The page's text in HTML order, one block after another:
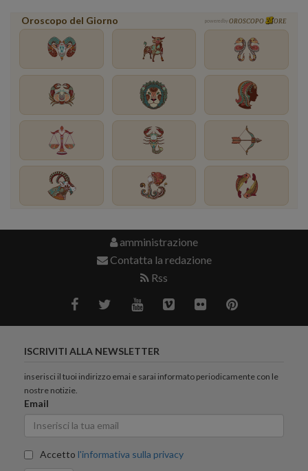
Oroscopo del Giorno powered by OROSCOPO ORE
amministrazione
Contatta la redazione
Rss
ISCRIVITI ALLA NEWSLETTER
inserisci il tuoi indirizzo emai e sarai informato periodicamente con le
nostre notizie.
Email
Accetto l'informativa sulla privacy